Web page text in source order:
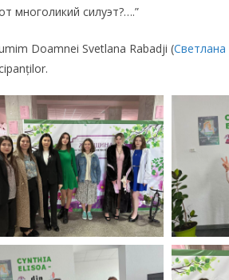
многоликий силуэт?….”
Doamnei Svetlana Rabadji (